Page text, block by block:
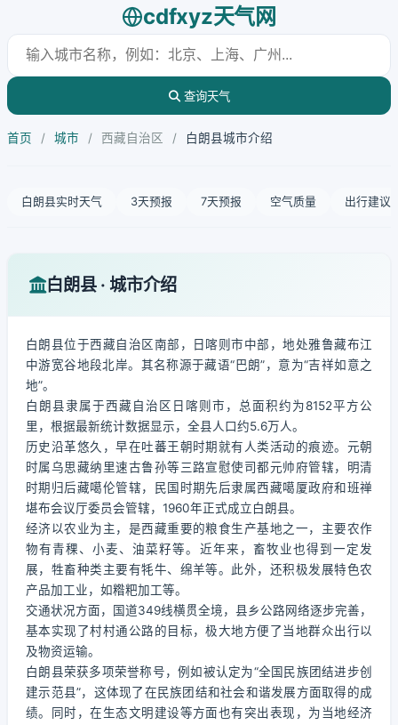
cdfxyz天气网
查询天气
首页 / 城市 / 西藏自治区 / 白朗县城市介绍
白朗县实时天气 3天预报 7天预报 空气质量 出行建议
白朗县 · 城市介绍
白朗县位于西藏自治区南部，日喀则市中部，地处雅鲁藏布江
中游宽谷地段北岸。其名称源于藏语“巴朗”，意为“吉祥如意之
地”。
白朗县隶属于西藏自治区日喀则市，总面积约为8152平方公
里，根据最新统计数据显示，全县人口约5.6万人。
历史沿革悠久，早在吐蕃王朝时期就有人类活动的痕迹。元朝
时属乌思藏纳里速古鲁孙等三路宣慰使司都元帅府管辖，明清
时期归后藏噶伦管辖，民国时期先后隶属西藏噶厦政府和班禅
堪布会议厅委员会管辖，1960年正式成立白朗县。
经济以农业为主，是西藏重要的粮食生产基地之一，主要农作
物有青稞、小麦、油菜籽等。近年来，畜牧业也得到一定发
展，牲畜种类主要有牦牛、绵羊等。此外，还积极发展特色农
产品加工业，如糌粑加工等。
交通状况方面，国道349线横贯全境，县乡公路网络逐步完善，
基本实现了村村通公路的目标，极大地方便了当地群众出行以
及物资运输。
白朗县荣获多项荣誉称号，例如被认定为“全国民族团结进步创
建示范县”，这体现了在民族团结和社会和谐发展方面取得的成
绩。同时，在生态文明建设等方面也有突出表现，为当地经济